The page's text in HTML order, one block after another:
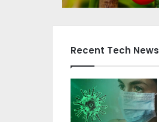
Recent Tech News